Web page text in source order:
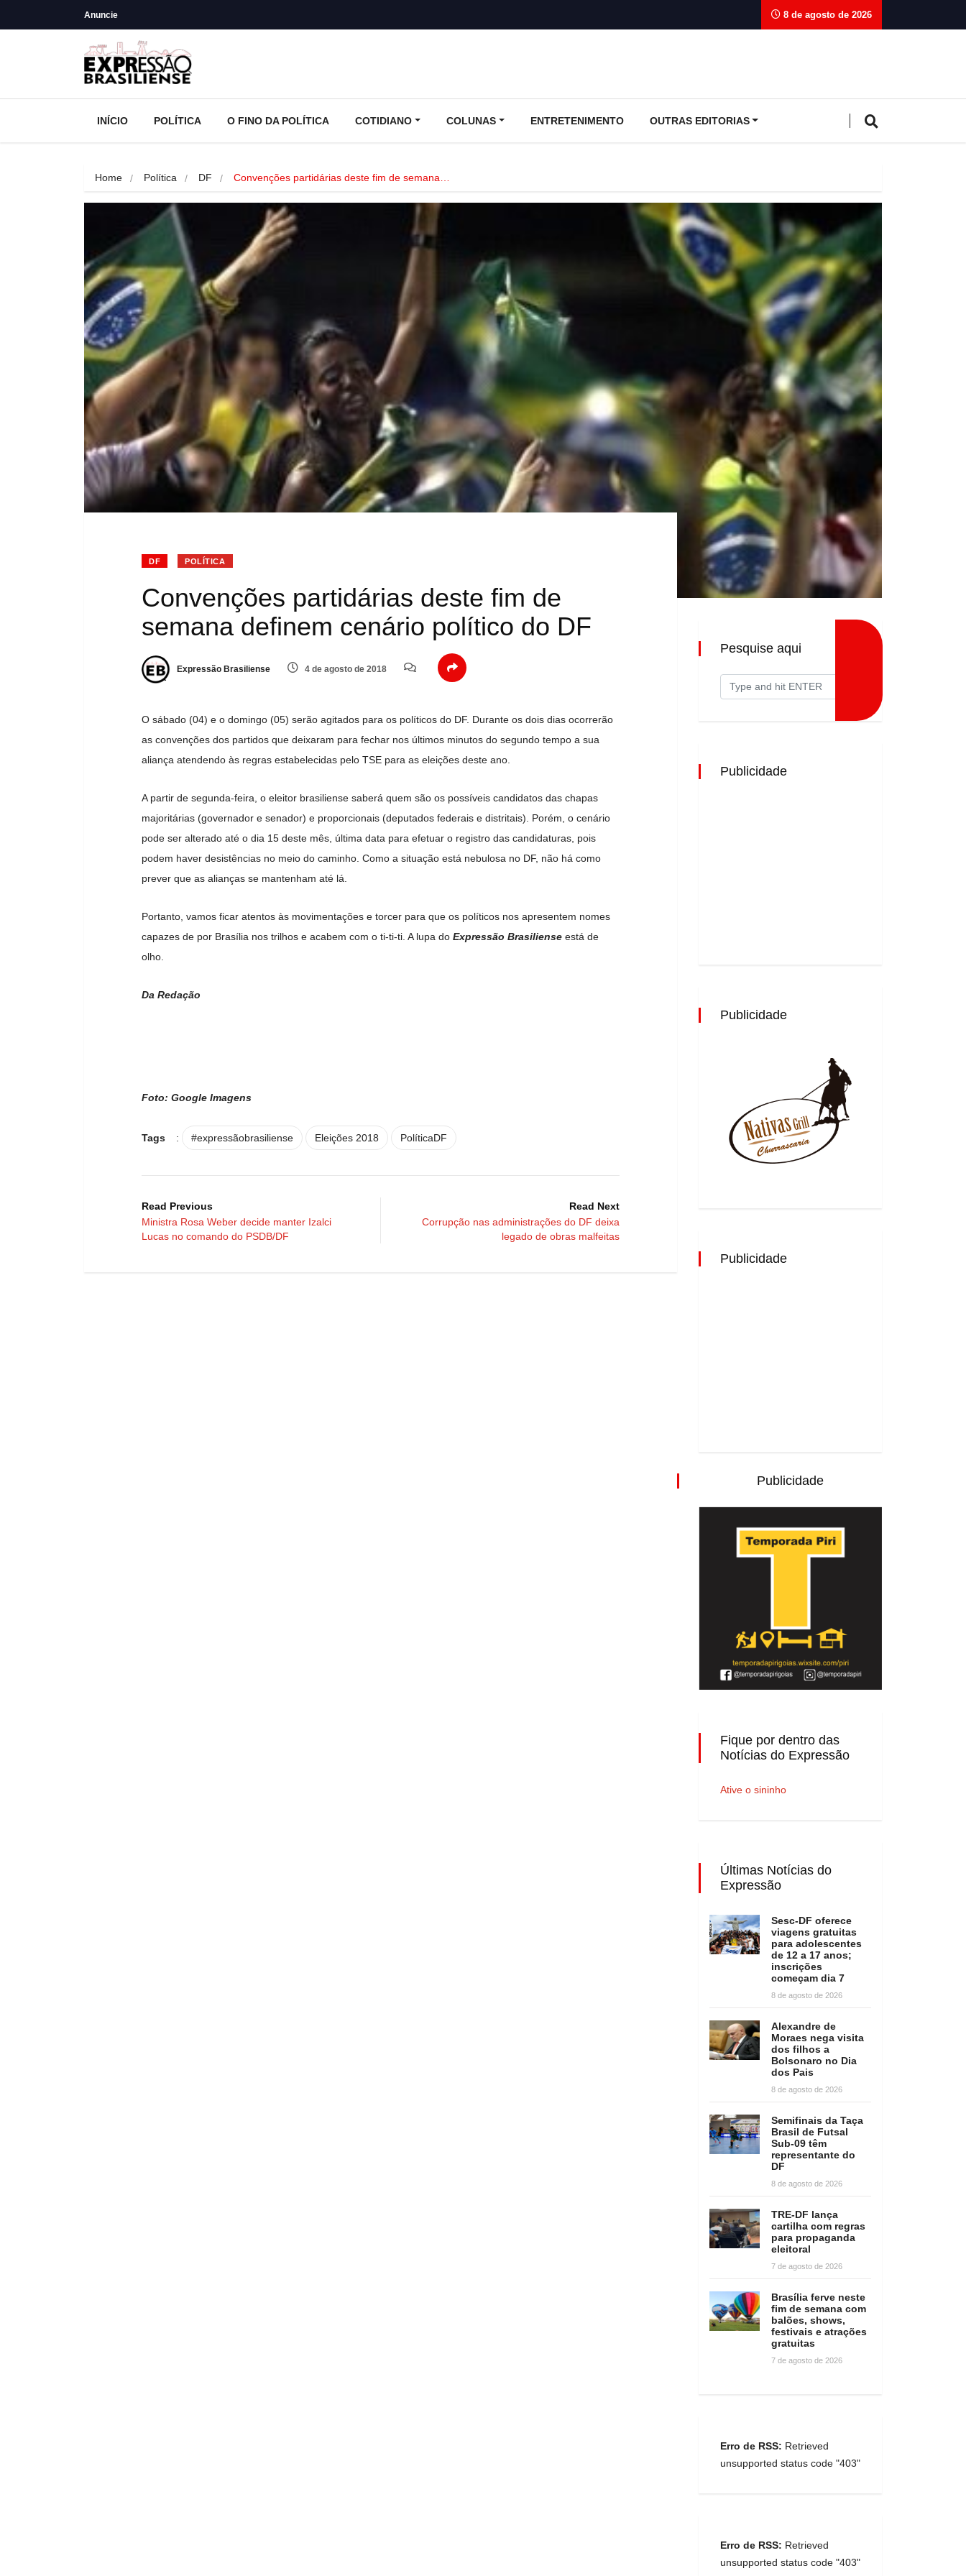
Anuncie 8 de agosto de 2026
INÍCIO POLÍTICA O FINO DA POLÍTICA COTIDIANO COLUNAS ENTRETENIMENTO OUTRAS EDITORIAS
Home Política DF Convenções partidárias deste fim de semana…
DF POLÍTICA
Convenções partidárias deste fim de
semana definem cenário político do DF
Expressão Brasiliense 4 de agosto de 2018
O sábado (04) e o domingo (05) serão agitados para os políticos do DF. Durante os dois dias ocorrerão
as convenções dos partidos que deixaram para fechar nos últimos minutos do segundo tempo a sua
aliança atendendo às regras estabelecidas pelo TSE para as eleições deste ano.
A partir de segunda-feira, o eleitor brasiliense saberá quem são os possíveis candidatos das chapas
majoritárias (governador e senador) e proporcionais (deputados federais e distritais). Porém, o cenário
pode ser alterado até o dia 15 deste mês, última data para efetuar o registro das candidaturas, pois
podem haver desistências no meio do caminho. Como a situação está nebulosa no DF, não há como
prever que as alianças se mantenham até lá.
Portanto, vamos ficar atentos às movimentações e torcer para que os políticos nos apresentem nomes
capazes de por Brasília nos trilhos e acabem com o ti-ti-ti. A lupa do Expressão Brasiliense está de
olho.
Da Redação
Foto: Google Imagens
Tags : #expressãobrasiliense Eleições 2018 PolíticaDF
Read Previous
Ministra Rosa Weber decide manter Izalci
Lucas no comando do PSDB/DF
Read Next
Corrupção nas administrações do DF deixa
legado de obras malfeitas
Pesquise aqui
Publicidade
Publicidade
Publicidade
Publicidade
Fique por dentro das
Notícias do Expressão
Ative o sininho
Últimas Notícias do
Expressão
Sesc-DF oferece
viagens gratuitas
para adolescentes
de 12 a 17 anos;
inscrições
começam dia 7
8 de agosto de 2026
Alexandre de
Moraes nega visita
dos filhos a
Bolsonaro no Dia
dos Pais
8 de agosto de 2026
Semifinais da Taça
Brasil de Futsal
Sub-09 têm
representante do
DF
8 de agosto de 2026
TRE-DF lança
cartilha com regras
para propaganda
eleitoral
7 de agosto de 2026
Brasília ferve neste
fim de semana com
balões, shows,
festivais e atrações
gratuitas
7 de agosto de 2026
Erro de RSS: Retrieved
unsupported status code "403"
Erro de RSS: Retrieved
unsupported status code "403"